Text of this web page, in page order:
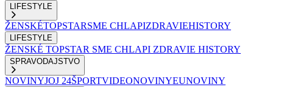
LIFESTYLE
ŽENSKÉTOPSTARSME CHLAPIZDRAVIEHISTORY
LIFESTYLE
ŽENSKÉ TOPSTAR SME CHLAPI ZDRAVIE HISTORY
SPRAVODAJSTVO
NOVINYJOJ 24ŠPORTVIDEONOVINYEUNOVINY